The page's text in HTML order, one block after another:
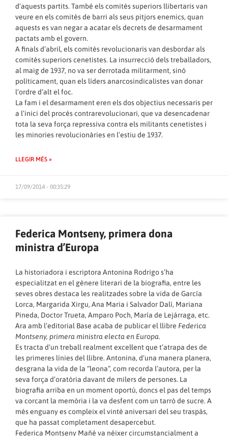
d’aquests partits. També els comitès superiors llibertaris van
veure en els comitès de barri als seus pitjors enemics, quan
aquests es van negar a acatar els decrets de desarmament
pactats amb el govern.
A finals d’abril, els comitès revolucionaris van desbordar als
comitès superiors cenetistes. La insurrecció dels treballadors,
al maig de 1937, no va ser derrotada militarment, sinó
políticament, quan els líders anarcosindicalistes van donar
l’ordre d’alt el foc.
La fam i el desarmament eren els dos objectius necessaris per
a l’inici del procés contrarevolucionari, que va desencadenar
tota la seva força repressiva contra els militants cenetistes i
les minories revolucionàries en l’estiu de 1937.
LLEGIR MÉS »
17/09/2014 - 00:35:29
Federica Montseny, primera dona
ministra d’Europa
La historiadora i escriptora Antonina Rodrigo s’ha
especialitzat en el gènere literari de la biografia, entre les
seves obres destaca les realitzades sobre la vida de García
Lorca, Margarida Xirgu, Ana Maria i Salvador Dalí, Mariana
Pineda, Doctor Trueta, Amparo Poch, María de Lejárraga, etc.
Ara amb l’editorial Base acaba de publicar el llibre Federica
Montseny, primera ministra electa en Europa.
Es tracta d’un treball realment excel·lent que t’atrapa des de
les primeres línies del llibre. Antonina, d’una manera planera,
desgrana la vida de la “leona”, com recorda l’autora, per la
seva força d’oratòria davant de milers de persones. La
biografia arriba en un moment oportú, doncs el pas del temps
va corcant la memòria i la va desfent com un tarró de sucre. A
més enguany es compleix el vintè aniversari del seu traspàs,
que ha passat completament desapercebut.
Federica Montseny Mañé va néixer circumstancialment a